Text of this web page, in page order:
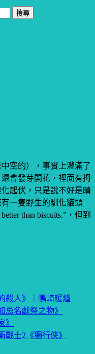
空的），事實上灌滿了
會發芽開花，裡面有拇
起伏，只是說不好是晴
一隻野生的馴化貓頭
than biscuits.”，但到
殺人》｜鴨崎暖爐
忌名獻祭之物》
》
戰士2《獨行俠》